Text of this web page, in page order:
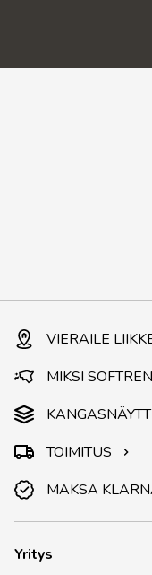
VIERAILE
MIKSI
TOIMITUS
MAKSA
Yritys